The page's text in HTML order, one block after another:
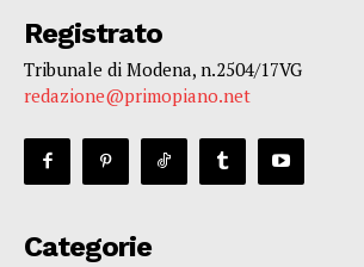
Registrato
Tribunale di Modena, n.2504/17VG
redazione@primopiano.net
Categorie